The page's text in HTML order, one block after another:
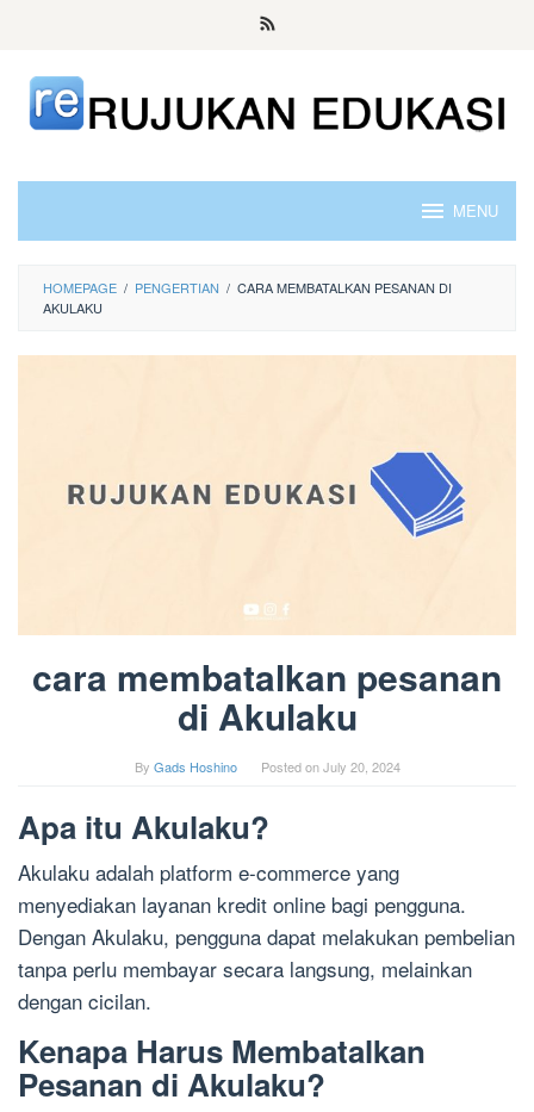
content
MENU
HOMEPAGE / PENGERTIAN / CARA MEMBATALKAN PESANAN DI
AKULAKU
cara membatalkan pesanan
di Akulaku
By Gads Hoshino Posted onJuly 20, 2024
Apa itu Akulaku?
Akulaku adalah platform e-commerce yang
menyediakan layanan kredit online bagi pengguna.
Dengan Akulaku, pengguna dapat melakukan pembelian
tanpa perlu membayar secara langsung, melainkan
dengan cicilan.
Kenapa Harus Membatalkan
Pesanan di Akulaku?